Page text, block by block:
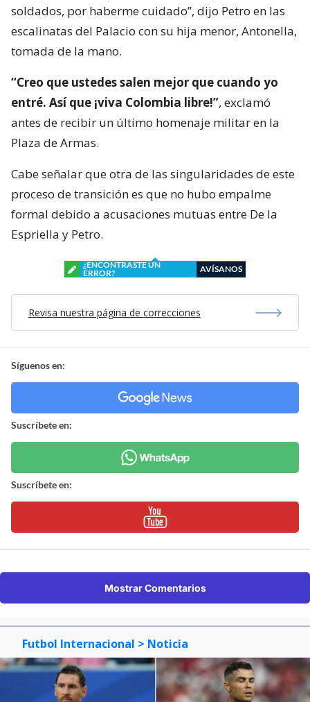
soldados, por haberme cuidado”, dijo Petro en las
escalinatas del Palacio con su hija menor, Antonella,
tomada de la mano.
“Creo que ustedes salen mejor que cuando yo
entré. Así que ¡viva Colombia libre!”, exclamó
antes de recibir un último homenaje militar en la
Plaza de Armas.
Cabe señalar que otra de las singularidades de este
proceso de transición es que no hubo empalme
formal debido a acusaciones mutuas entre De la
Espriella y Petro.
¿ENCONTRASTE UN
ERROR?
AVÍSANOS
Revisa nuestra página de correcciones
Síguenos en:
Suscríbete en:
Suscríbete en:
Mostrar Comentarios
Futbol Internacional > Noticia